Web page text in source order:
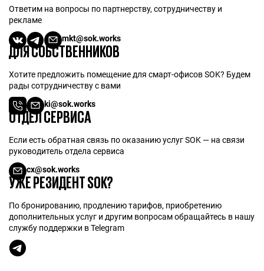
Ответим на вопросы по партнерству, сотрудничеству и
рекламе
mkt@sok.works
ДЛЯ СОБСТВЕННИКОВ
Хотите предложить помещение для смарт-офисов SOK? Будем
рады сотрудничеству с вами
ki@sok.works
ОТДЕЛ СЕРВИСА
Если есть обратная связь по оказанию услуг SOK — на связи
руководитель отдела сервиса
cx@sok.works
УЖЕ РЕЗИДЕНТ SOK?
По бронированию, продлению тарифов, приобретению
дополнительных услуг и другим вопросам обращайтесь в нашу
службу поддержки в Telegram